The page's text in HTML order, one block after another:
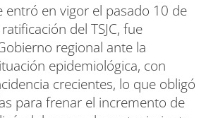
entró en vigor el pasado 10 de
del TSJC, fue
regional ante la
epidemiológica, con
crecientes, lo que obligó
para frenar el incremento de